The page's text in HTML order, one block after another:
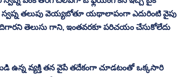
స్వప్న తలుపు వెయ్యబోతూ యథాలాపంగా ఎదురింటి వైపు
దిగారని తెలుసు గాని, ఇంతవరకూ పరిచయం చేసుకోలేదు
ఉన్న వ్యక్తి తన వైపే తదేకంగా చూడటంతో ఒక్కసారి